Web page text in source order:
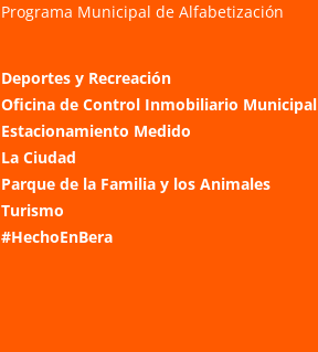
Programa Municipal de Alfabetización
Deportes y Recreación
Oficina de Control Inmobiliario Municipal
Estacionamiento Medido
La Ciudad
Parque de la Familia y los Animales
Turismo
#HechoEnBera